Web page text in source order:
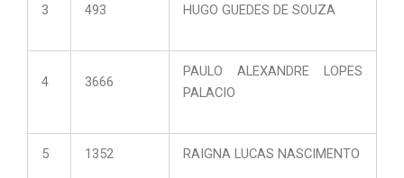
3 493 HUGO GUEDES DE SOUZA
4 3666
PAULO ALEXANDRE LOPES
PALACIO
5 1352 RAIGNA LUCAS NASCIMENTO